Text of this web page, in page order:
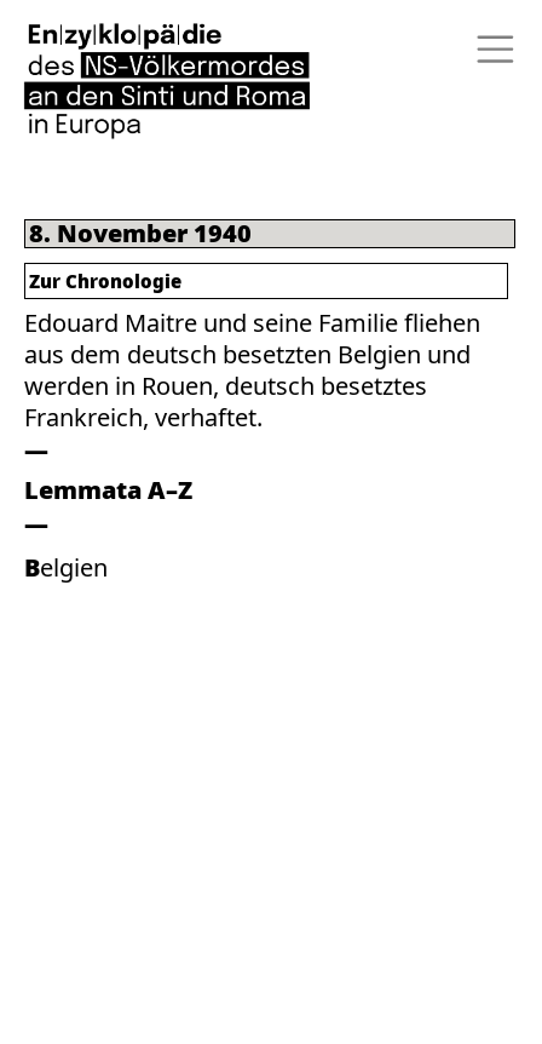
8. November 1940
Edouard Maitre und seine Familie fliehen
aus dem deutsch besetzten Belgien und
werden in Rouen, deutsch besetztes
Frankreich, verhaftet.
Lemmata A–Z
Belgien
Zur Chronologie